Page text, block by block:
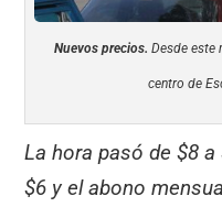
Nuevos precios. Desde este
centro de
La hora pasó de $8
$6 y el abono